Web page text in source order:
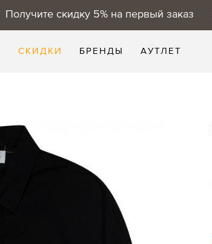
Получите скидку 5% на первый заказ
СКИДКИ БРЕНДЫ АУТЛЕТ